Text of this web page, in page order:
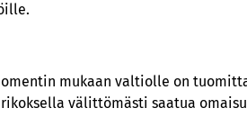
mukaan valtiolle on
välittömästi saatua